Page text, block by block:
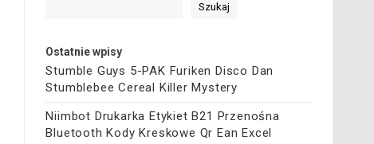
Szukaj
Ostatnie wpisy
Stumble Guys 5-PAK Furiken Disco Dan
Stumblebee Cereal Killer Mystery
Niimbot Drukarka Etykiet B21 Przenośna
Bluetooth Kody Kreskowe Qr Ean Excel